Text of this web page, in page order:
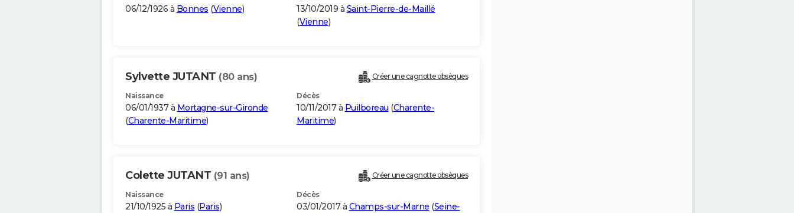
06/12/1926 à Bonnes (Vienne) 13/10/2019 à Saint-Pierre-de-Maillé
(Vienne)
Sylvette JUTANT (80 ans) Créer une cagnotte obsèques
Naissance
06/01/1937 à Mortagne-sur-Gironde
(Charente-Maritime)
Décès
10/11/2017 à Puilboreau (Charente-
Maritime)
Colette JUTANT (91 ans) Créer une cagnotte obsèques
Naissance
21/10/1925 à Paris (Paris)
Décès
03/01/2017 à Champs-sur-Marne (Seine-